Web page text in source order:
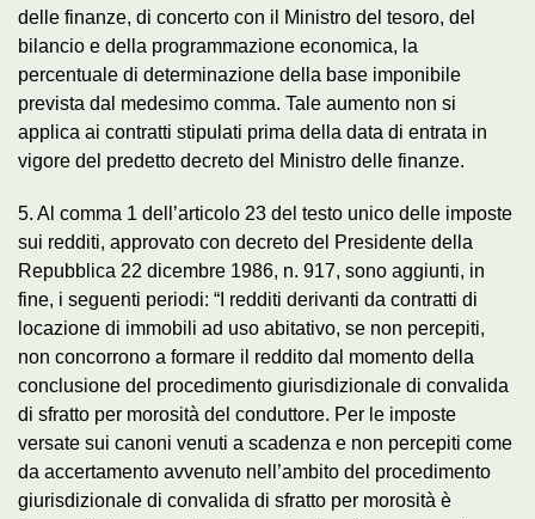
delle finanze, di concerto con il Ministro del tesoro, del
bilancio e della programmazione economica, la
percentuale di determinazione della base imponibile
prevista dal medesimo comma. Tale aumento non si
applica ai contratti stipulati prima della data di entrata in
vigore del predetto decreto del Ministro delle finanze.
5. Al comma 1 dell’articolo 23 del testo unico delle imposte
sui redditi, approvato con decreto del Presidente della
Repubblica 22 dicembre 1986, n. 917, sono aggiunti, in
fine, i seguenti periodi: “I redditi derivanti da contratti di
locazione di immobili ad uso abitativo, se non percepiti,
non concorrono a formare il reddito dal momento della
conclusione del procedimento giurisdizionale di convalida
di sfratto per morosità del conduttore. Per le imposte
versate sui canoni venuti a scadenza e non percepiti come
da accertamento avvenuto nell’ambito del procedimento
giurisdizionale di convalida di sfratto per morosità è